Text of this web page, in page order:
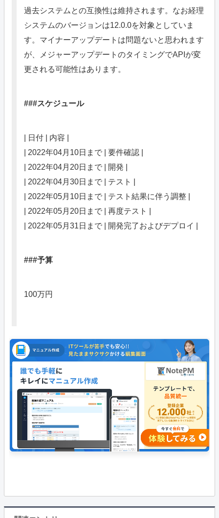
過去システムとの互換性は維持されます。なお経理
システムのバージョンは12.0.0を対象としていま
す。マイナーアップデートは問題ないと思われます
が、メジャーアップデートのタイミングでAPIが変
更される可能性はあります。
###スケジュール
| 日付 | 内容 |
| 2022年04月10日まで | 要件確認 |
| 2022年04月20日まで | 開発 |
| 2022年04月30日まで | テスト |
| 2022年05月10日まで | テスト結果に伴う調整 |
| 2022年05月20日まで | 再度テスト |
| 2022年05月31日まで | 開発完了およびデプロイ |
###予算
100万円